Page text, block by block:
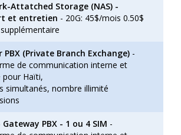
Attatched Storage (NAS) -
et entretien - 20G: 45$/mois 0.50$
PBX (Private Branch Exchange) -
de communication interne et
pour Haïti,
simultanés, nombre illimité
Gateway PBX - 1 ou 4 SIM -